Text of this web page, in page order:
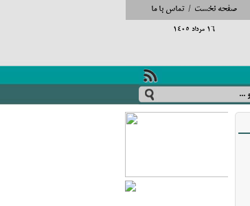
صفحه نخست / تماس با ما
16 مرداد 1405